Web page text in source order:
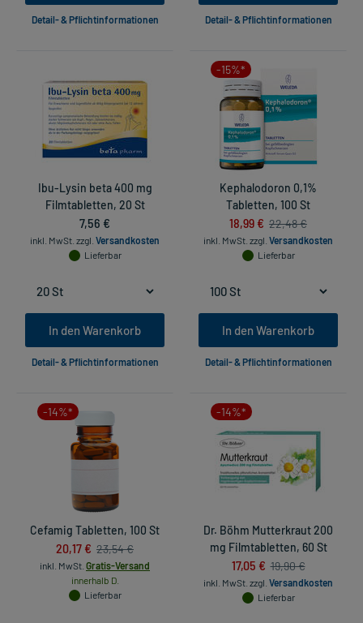
Detail- & Pflichtinformationen Detail- & Pflichtinformationen
Ibu-Lysin beta 400 mg
Filmtabletten, 20 St
7,56 €
inkl. MwSt. zzgl. Versandkosten
Lieferbar
In den Warenkorb
Detail- & Pflichtinformationen
-15%*
Kephalodoron 0,1%
Tabletten, 100 St
18,99 € 22,48 €
inkl. MwSt. zzgl. Versandkosten
Lieferbar
In den Warenkorb
Detail- & Pflichtinformationen
-14%*
Cefamig Tabletten, 100 St
20,17 € 23,54 €
inkl. MwSt. Gratis-Versand
innerhalb D.
Lieferbar
-14%*
Dr. Böhm Mutterkraut 200
mg Filmtabletten, 60 St
17,05 € 19,90 €
inkl. MwSt. zzgl. Versandkosten
Lieferbar